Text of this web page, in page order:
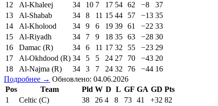
12
Al-Khaleej 34 10 7 17 54 62 −8
37
13
Al-Shabab 34 8 11 15 44 57 −13 35
14
Al-Kholood 34 9 6 19 39 61 −22 33
15
Al-Riyadh 34 7 9 18 35 63 −28 30
16
Damac (R) 34 6 11 17 32 55 −23 29
17
Al-Okhdood (R) 34 5 5 24 27 70 −43 20
18
Al-Najma (R) 34 3 7 24 32 76 −44 16
Подробнее → Обновлено: 04.06.2026
Pos
Team Pld W D L GF GA GD Pts
1
Celtic (C) 38 26 4 8 73 41 +32 82